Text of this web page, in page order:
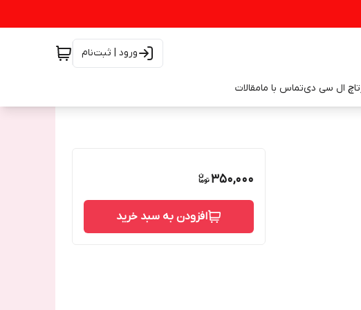
ورود | ثبت‌نام
تاچ ال سی دیتماس با مامقالات
350,000
افزودن به سبد خرید